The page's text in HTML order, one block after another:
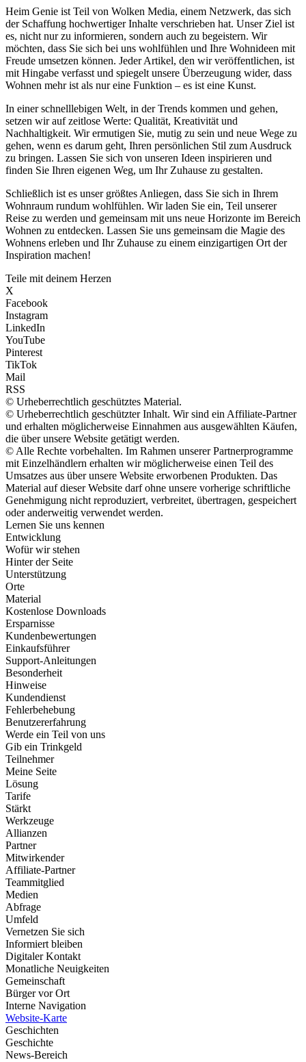
Heim Genie ist Teil von Wolken Media, einem Netzwerk, das sich
der Schaffung hochwertiger Inhalte verschrieben hat. Unser Ziel ist
es, nicht nur zu informieren, sondern auch zu begeistern. Wir
möchten, dass Sie sich bei uns wohlfühlen und Ihre Wohnideen mit
Freude umsetzen können. Jeder Artikel, den wir veröffentlichen, ist
mit Hingabe verfasst und spiegelt unsere Überzeugung wider, dass
Wohnen mehr ist als nur eine Funktion – es ist eine Kunst.
In einer schnelllebigen Welt, in der Trends kommen und gehen,
setzen wir auf zeitlose Werte: Qualität, Kreativität und
Nachhaltigkeit. Wir ermutigen Sie, mutig zu sein und neue Wege zu
gehen, wenn es darum geht, Ihren persönlichen Stil zum Ausdruck
zu bringen. Lassen Sie sich von unseren Ideen inspirieren und
finden Sie Ihren eigenen Weg, um Ihr Zuhause zu gestalten.
Schließlich ist es unser größtes Anliegen, dass Sie sich in Ihrem
Wohnraum rundum wohlfühlen. Wir laden Sie ein, Teil unserer
Reise zu werden und gemeinsam mit uns neue Horizonte im Bereich
Wohnen zu entdecken. Lassen Sie uns gemeinsam die Magie des
Wohnens erleben und Ihr Zuhause zu einem einzigartigen Ort der
Inspiration machen!
Teile mit deinem Herzen
X
Facebook
Instagram
LinkedIn
YouTube
Pinterest
TikTok
Mail
RSS
© Urheberrechtlich geschütztes Material.
© Urheberrechtlich geschützter Inhalt. Wir sind ein Affiliate-Partner
und erhalten möglicherweise Einnahmen aus ausgewählten Käufen,
die über unsere Website getätigt werden.
© Alle Rechte vorbehalten. Im Rahmen unserer Partnerprogramme
mit Einzelhändlern erhalten wir möglicherweise einen Teil des
Umsatzes aus über unsere Website erworbenen Produkten. Das
Material auf dieser Website darf ohne unsere vorherige schriftliche
Genehmigung nicht reproduziert, verbreitet, übertragen, gespeichert
oder anderweitig verwendet werden.
Lernen Sie uns kennen
Entwicklung
Wofür wir stehen
Hinter der Seite
Unterstützung
Orte
Material
Kostenlose Downloads
Ersparnisse
Kundenbewertungen
Einkaufsführer
Support-Anleitungen
Besonderheit
Hinweise
Kundendienst
Fehlerbehebung
Benutzererfahrung
Werde ein Teil von uns
Gib ein Trinkgeld
Teilnehmer
Meine Seite
Lösung
Tarife
Stärkt
Werkzeuge
Allianzen
Partner
Mitwirkender
Affiliate-Partner
Teammitglied
Medien
Abfrage
Umfeld
Vernetzen Sie sich
Informiert bleiben
Digitaler Kontakt
Monatliche Neuigkeiten
Gemeinschaft
Bürger vor Ort
Interne Navigation
Website-Karte
Geschichten
Geschichte
News-Bereich